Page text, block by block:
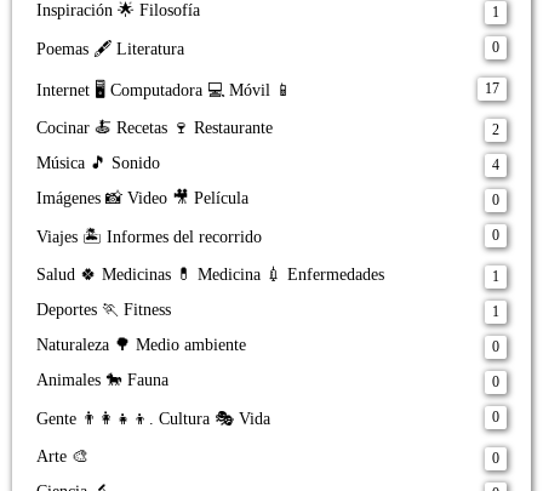
Inspiración 🌟 Filosofía 1
Poemas 🖋️ Literatura 0
Internet 🖥️ Computadora 💻 Móvil 📱 17
Cocinar 🍝 Recetas 🍷 Restaurante 2
Música 🎵 Sonido 4
Imágenes 📸 Video 🎥 Película 0
Viajes 🏝️ Informes del recorrido 0
Salud 🍀 Medicinas 💊 Medicina 💉 Enfermedades 1
Deportes 🏃 Fitness 1
Naturaleza 🌳 Medio ambiente 0
Animales 🐎 Fauna 0
Gente 👨‍👩‍👧‍👦. Cultura 🎭 Vida 0
Arte 🎨 0